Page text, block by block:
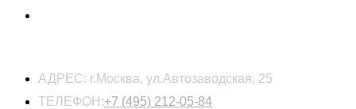
АДРЕС: г.Москва, ул.Автозаводская, 25
ТЕЛЕФОН:+7 (495) 212-05-84